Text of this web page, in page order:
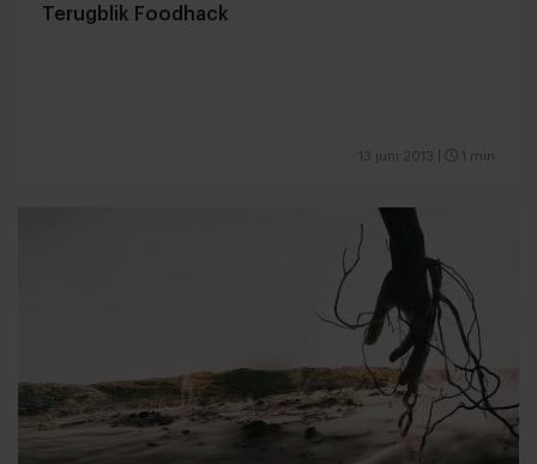
Terugblik Foodhack
13 juni 2013 1 min